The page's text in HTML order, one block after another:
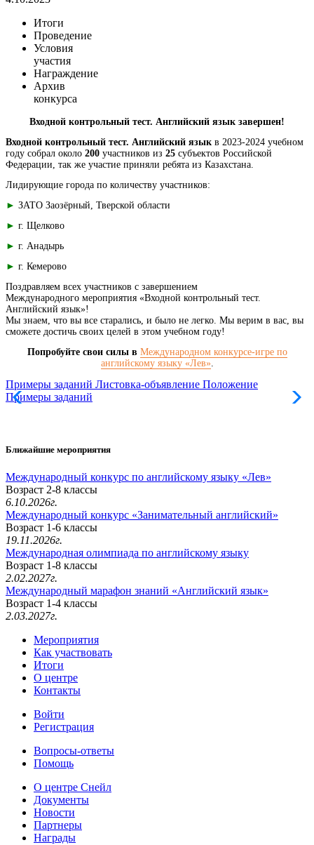
Итоги
Проведение
Условия
участия
Награждение
Архив
конкурса
Входной контрольный тест. Английский язык завершен!
Входной контрольный тест. Английский язык в 2023-2024 учебном
году собрал около 200 участников из 25 субъектов Российской
Федерации, так же участие приняли ребята из Казахстана.
Лидирующие города по количеству участников:
► ЗАТО Заозёрный, Тверской области
► г. Щелково
► г. Анадырь
► г. Кемерово
Поздравляем всех участников с завершением
Международного мероприятия «Входной контрольный тест.
Английский язык»!
Мы знаем, что вы все старались, и было не легко. Мы верим в вас, вы
сможете достичь своих целей в этом учебном году!
Попробуйте свои силы в Международном конкурсе-игре по
английскому языку «Лев».
Примеры заданий Листовка-объявление Положение
Примеры заданий
Ближайшие мероприятия
Международный конкурс по английскому языку «Лев»
Возраст 2-8 классы
6.10.2026г.
Международный конкурс «Занимательный английский»
Возраст 1-6 классы
19.11.2026г.
Международная олимпиада по английскому языку
Возраст 1-8 классы
2.02.2027г.
Международный марафон знаний «Английский язык»
Возраст 1-4 классы
2.03.2027г.
Мероприятия
Как участвовать
Итоги
О центре
Контакты
Войти
Регистрация
Вопросы-ответы
Помощь
О центре Снейл
Документы
Новости
Партнеры
Награды